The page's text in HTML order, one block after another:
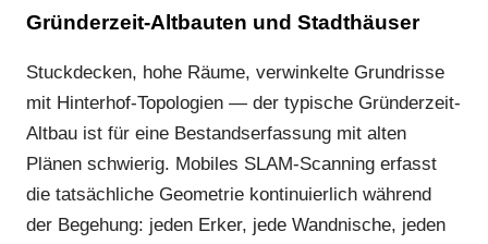
Gründerzeit-Altbauten und Stadthäuser
Stuckdecken, hohe Räume, verwinkelte Grundrisse
mit Hinterhof-Topologien — der typische Gründerzeit-
Altbau ist für eine Bestandserfassung mit alten
Plänen schwierig. Mobiles SLAM-Scanning erfasst
die tatsächliche Geometrie kontinuierlich während
der Begehung: jeden Erker, jede Wandnische, jeden